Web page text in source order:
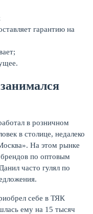
гарантию на
в розничном
в столице, недалеко
На этом рынке
по оптовым
часто гулял по
себе в ТЯК
ему на 15 тысяч